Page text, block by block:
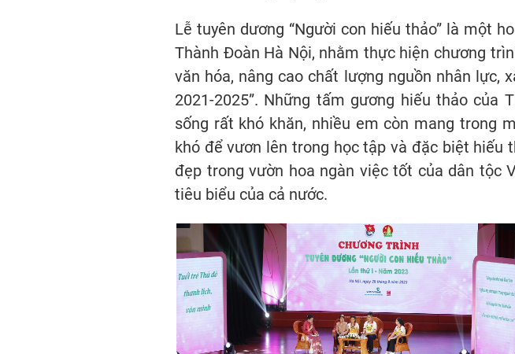
Lễ tuyên dương “Người con hiếu thảo” là một
Thành Đoàn Hà Nội, nhằm thực hiện chương
văn hóa, nâng cao chất lượng nguồn nhân lực,
2021-2025”. Những tấm gương hiếu thảo của
sống rất khó khăn, nhiều em còn mang trong
khó để vươn lên trong học tập và đặc biệt hiếu
đẹp trong vườn hoa ngàn việc tốt của dân tộc
tiêu biểu của cả nước.